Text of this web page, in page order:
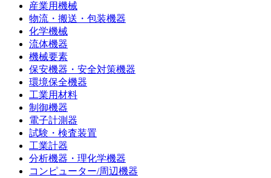
産業用機械
物流・搬送・包装機器
化学機械
流体機器
機械要素
保安機器・安全対策機器
環境保全機器
工業用材料
制御機器
電子計測器
試験・検査装置
工業計器
分析機器・理化学機器
コンピューター/周辺機器